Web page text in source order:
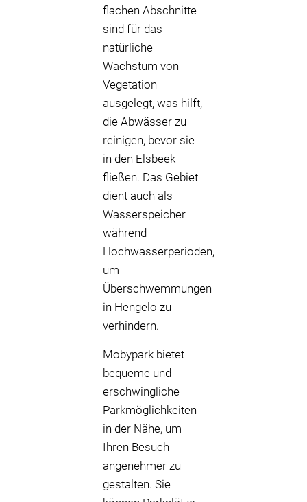
flachen Abschnitte
sind für das
natürliche
Wachstum von
Vegetation
ausgelegt, was hilft,
die Abwässer zu
reinigen, bevor sie
in den Elsbeek
fließen. Das Gebiet
dient auch als
Wasserspeicher
während
Hochwasserperioden,
um
Überschwemmungen
in Hengelo zu
verhindern.
Mobypark bietet
bequeme und
erschwingliche
Parkmöglichkeiten
in der Nähe, um
Ihren Besuch
angenehmer zu
gestalten. Sie